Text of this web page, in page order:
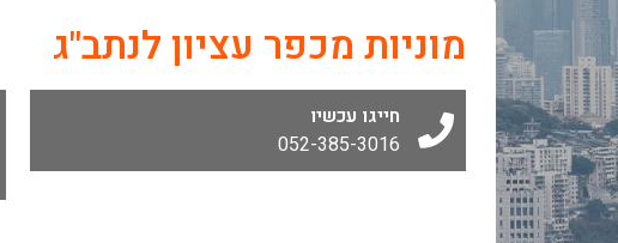
מוניות מכפר עציון לנתב"ג
חייגו עכשיו
052-385-3016